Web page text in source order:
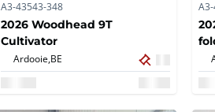
A3-43543-348
2026 Woodhead 9T
Cultivator
Ardooie, BE
lift